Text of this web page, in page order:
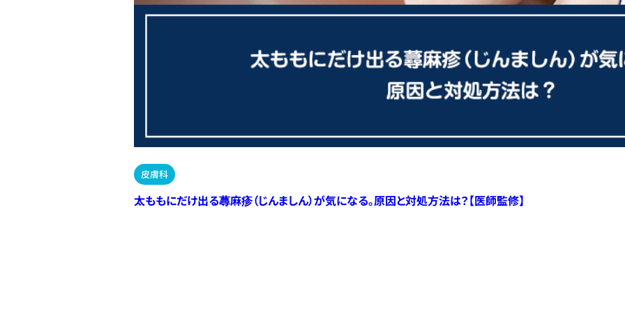
皮膚科
太ももにだけ出る蕁麻疹（じんましん）が気になる。原因と対処方法は？【医師監修】